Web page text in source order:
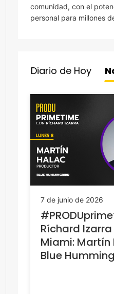
comunidad, con el
personal para millones
Diario de Hoy
7 de junio de 2026
Ríchard
Miami: Martín
Blue